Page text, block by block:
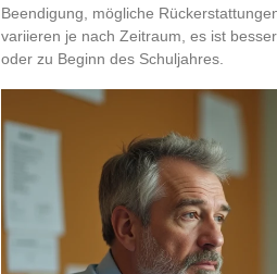
Beendigung, mögliche
variieren je nach Zeitraum, es ist
oder zu Beginn des Schuljahres.